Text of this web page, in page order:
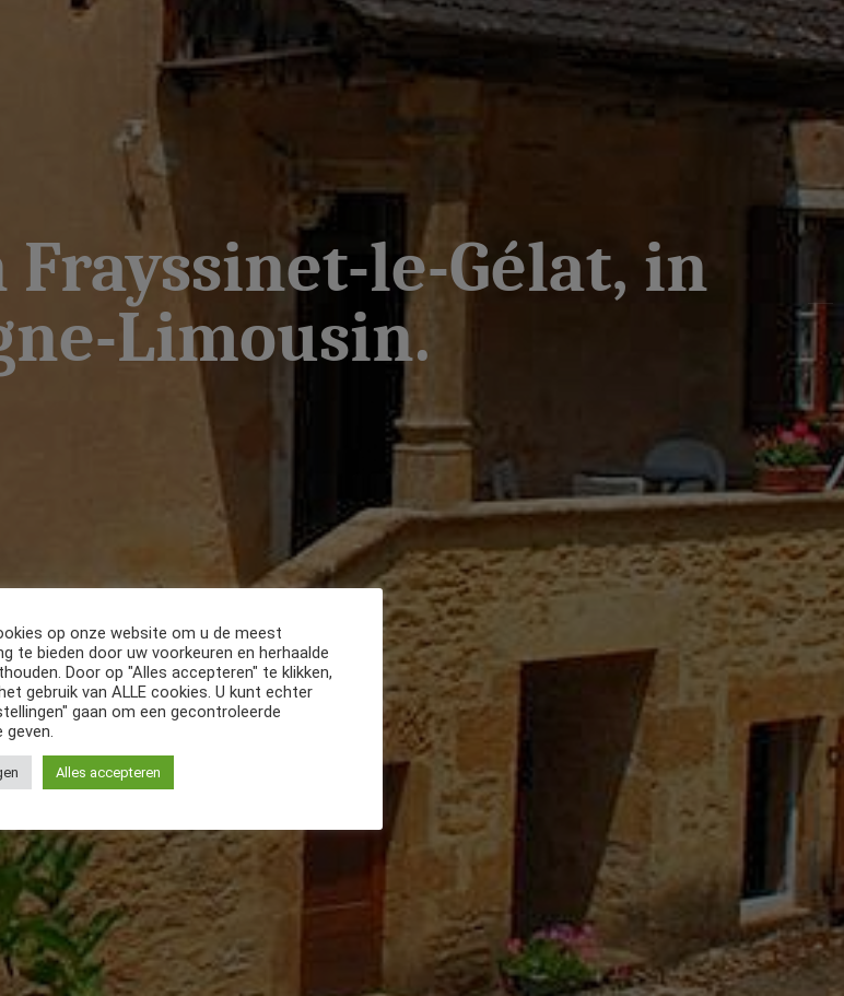
le-Gélat, in
Limousin.
op onze website om u de meest
te bieden door uw voorkeuren en herhaalde
Door op "Alles accepteren" te klikken,
gebruik van ALLE cookies. U kunt echter
gaan om een gecontroleerde
Alles accepteren